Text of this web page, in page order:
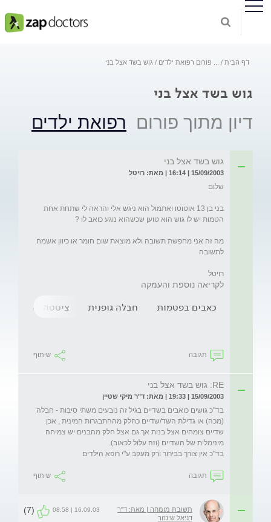
דף הבית פורום רפואת ילדים גוש בשד אצל בני
גוש בשד אצל בני
דיון מתוך פורום רפואת ילדים
גוש בשד אצל בני
15/09/2003 | 16:14 | מאת: רויטל
בני בן 13 אוטוטו ואתמול הוא ניגש אלי והראה לי שתחת אחת
מה זה אני מחפשת תשובה ולא מוצאת שום חומר או כיוון אשמח
רויטל
לקריאה נוספת והעמקה
כאבים בפטמות חבלה גופנית ציסטה בשד
תגובה שיתוף
RE: גוש בשד אצל בני
15/09/2003 | 19:33 | מאת: ד"ר מיקי שטיין
בד"כ גושים כואבים בשדיים בגיל זה נובעים משתי סיבות - חבלה
(מכה) או גדילת השד/שדיים כחלק מההתבגרות המינית , אכן
שדיים צומחים אצל בנות אך גם אצל חלק מהבנים יש צמיחה
בד"כ אין צורך בבירור ורק מעקב ע"י רופא הילדים
תגובה שיתוף
תשובת מומחה | מאת: ד"ר
דניאל שינהר
16.09.03 | 08:58
(7)